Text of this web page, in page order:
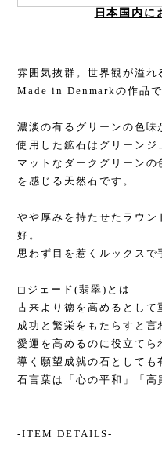
日本国内に
雰囲気抜群。世界観が溢れ
Made in Denmarkの作品で
濃淡の有るグリーンの色味
使用した鉱石はグリーンジ
マットなダークグリーン
を感じる天然石です。
やや厚みを持たせたラウン
好。
思わず目を惹くルックスで
◻︎ジェード(翡翠)とは
古来より徳を高めるとして
成功と繁栄をもたらすと
愛運を高めるのに役立てら
導く願望成就の石としても
石言葉は「心の平和」「高
-ITEM DETAILS-